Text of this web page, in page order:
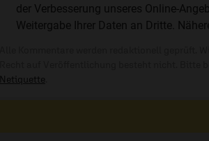
der Verbesserung unseres Online-
Weitergabe Ihrer Daten an Dritte.
Netiquette